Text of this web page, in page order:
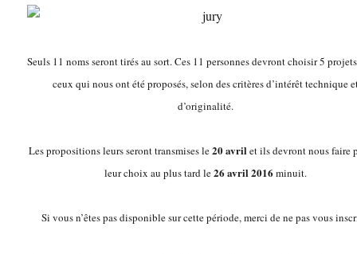
Seuls 11 noms seront tirés au sort. Ces 11 personnes devront choisir 5
ceux qui nous ont été proposés, selon des critères d’intérêt technique
d’originalité.
Les propositions leurs seront transmises le20 avrilet ils devront nous faire
leur choix au plus tard le26 avril 2016 minuit.
Si vous n’êtes pas disponible sur cette période, merci de ne pas vous